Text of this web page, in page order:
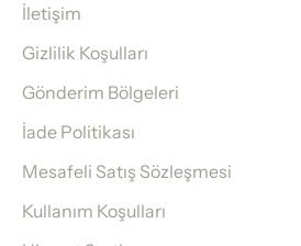
İletişim
Gizlilik Koşulları
Gönderim Bölgeleri
İade Politikası
Mesafeli Satış Sözleşmesi
Kullanım Koşulları